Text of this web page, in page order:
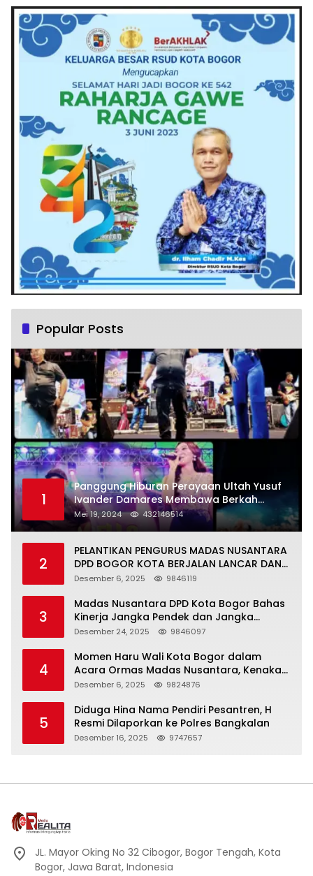
Popular Posts
1
Panggung Hiburan Perayaan Ultah Yusuf
Ivander Damares Membawa Berkah
Warga Kejapanan
Mei 19, 2024 432146514
2
PELANTIKAN PENGURUS MADAS NUSANTARA
DPD BOGOR KOTA BERJALAN LANCAR DAN
KHIDMAT
Desember 6, 2025 9846119
3
Madas Nusantara DPD Kota Bogor Bahas
Kinerja Jangka Pendek dan Jangka
Panjang
Desember 24, 2025 9846097
4
Momen Haru Wali Kota Bogor dalam
Acara Ormas Madas Nusantara, Kenakan
Peci Hitam Tinggi sebagai Simbol
Desember 6, 2025 9824876
5
Diduga Hina Nama Pendiri Pesantren, H
Resmi Dilaporkan ke Polres Bangkalan
Desember 16, 2025 9747657
JL. Mayor Oking No 32 Cibogor, Bogor Tengah, Kota
Bogor, Jawa Barat, Indonesia